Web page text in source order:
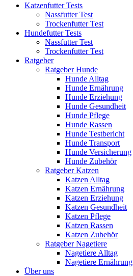
Katzenfutter Tests
Nassfutter Test
Trockenfutter Test
Hundefutter Tests
Nassfutter Test
Trockenfutter Test
Ratgeber
Ratgeber Hunde
Hunde Alltag
Hunde Ernährung
Hunde Erziehung
Hunde Gesundheit
Hunde Pflege
Hunde Rassen
Hunde Testbericht
Hunde Transport
Hunde Versicherung
Hunde Zubehör
Ratgeber Katzen
Katzen Alltag
Katzen Ernährung
Katzen Erziehung
Katzen Gesundheit
Katzen Pflege
Katzen Rassen
Katzen Zubehör
Ratgeber Nagetiere
Nagetiere Alltag
Nagetiere Ernährung
Über uns